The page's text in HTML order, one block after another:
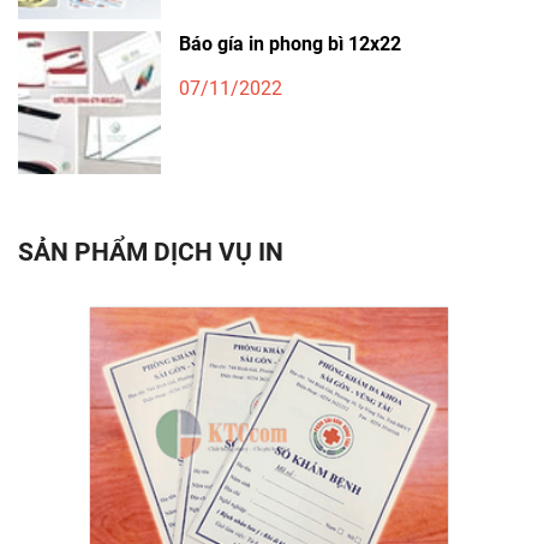
Báo gía in phong bì 12x22
07/11/2022
SẢN PHẨM DỊCH VỤ IN